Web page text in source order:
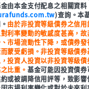
由本金支付配息之相關資
)查詢。本
由於非投資等級債券之信
利率變動的敏感度甚高，
市場流動性下降，或債券
蒙受虧損。非投資等級債
投資人投資以非投資等級
比重。 基金可能因投資債
或被調降信用評等，致影